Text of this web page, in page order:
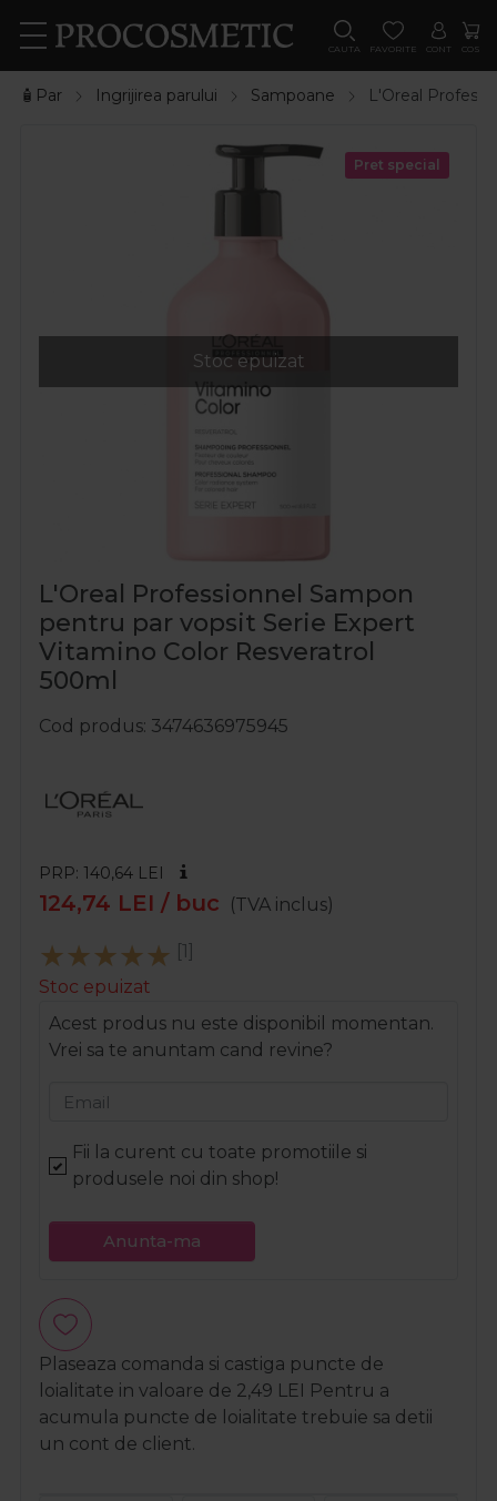
CAUTA FAVORITE CONT COS
🧴Par Ingrijirea parului Sampoane L'Oreal
Stoc epuizat
Pret special
L'Oreal Professionnel Sampon
pentru par vopsit Serie Expert
Vitamino Color Resveratrol
500ml
Cod produs 3474636975945
PRP: 140,64 LEI
124,74 LEI / buc (TVA inclus)
[1]
Stoc epuizat
Acest produs nu este disponibil momentan.
Vrei sa te anuntam cand revine?
Email
Fii la curent cu toate promotiile si
produsele noi din shop!
Anunta-ma
Plaseaza comanda si castiga puncte de
loialitate in valoare de 2,49 LEI
Pentru a
acumula puncte de loialitate trebuie sa detii
un cont de client.